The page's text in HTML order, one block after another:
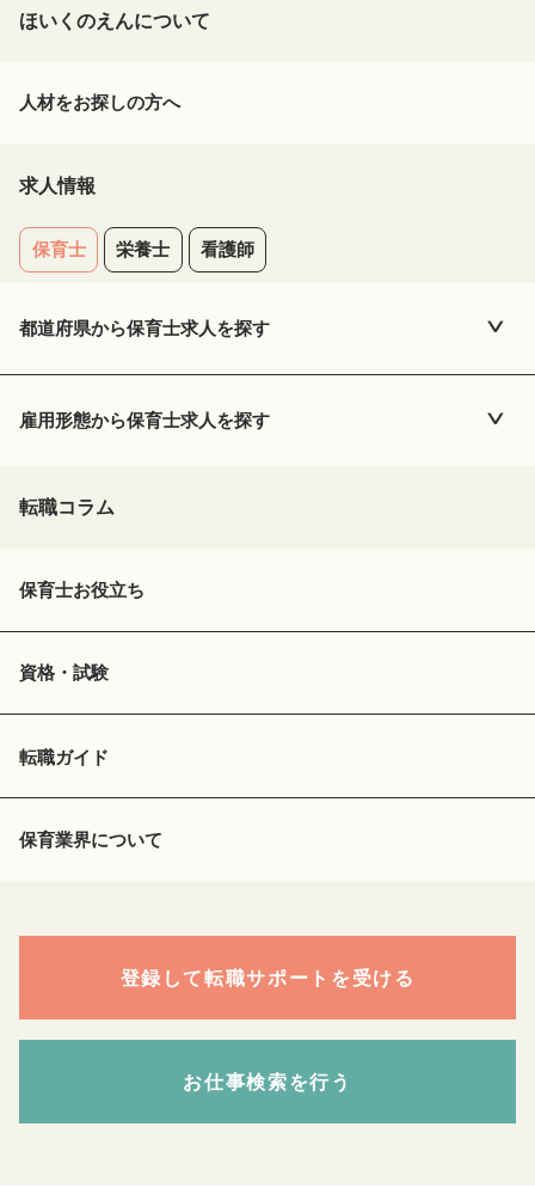
ほいくのえんについて
人材をお探しの方へ
求人情報
保育士 栄養士 看護師
都道府県から保育士求人を探す
雇用形態から保育士求人を探す
転職コラム
保育士お役立ち
資格・試験
転職ガイド
保育業界について
登録して転職サポートを受ける
お仕事検索を行う